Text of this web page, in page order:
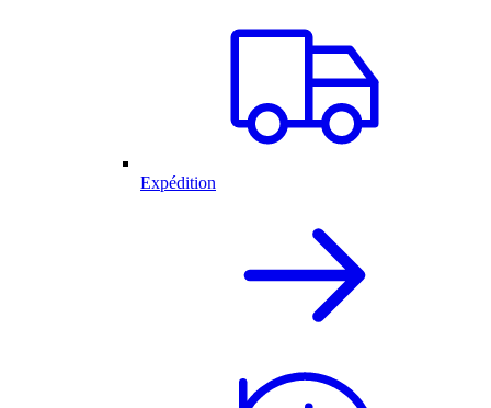
Expédition